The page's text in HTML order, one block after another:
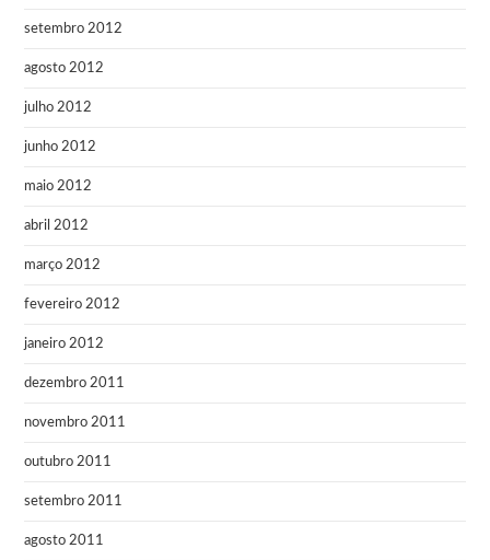
setembro 2012
agosto 2012
julho 2012
junho 2012
maio 2012
abril 2012
março 2012
fevereiro 2012
janeiro 2012
dezembro 2011
novembro 2011
outubro 2011
setembro 2011
agosto 2011